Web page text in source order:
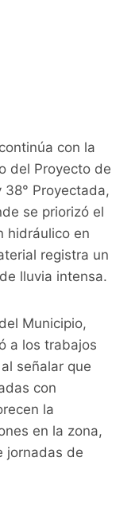
con la
del Proyecto de
38° Proyectada,
se priorizó el
hidráulico en
registra un
lluvia intensa.
Municipio,
a los trabajos
señalar que
con
la
en la zona,
jornadas de